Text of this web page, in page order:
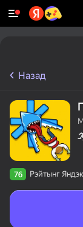
Назад
76 Рэйтынг